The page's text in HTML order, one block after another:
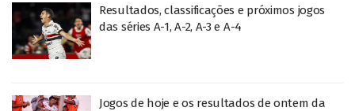
Resultados, classificações e próximos jogos
das séries A-1, A-2, A-3 e A-4
Jogos de hoje e os resultados de ontem da